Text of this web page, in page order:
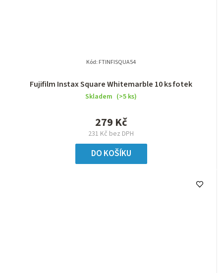
Fujifilm Instax Square Whitemarble 10 ks fotek
Skladem (>5 ks)
231 Kč bez DPH
279 Kč
DO KOŠÍKU
Kód: FTINFISQUA54